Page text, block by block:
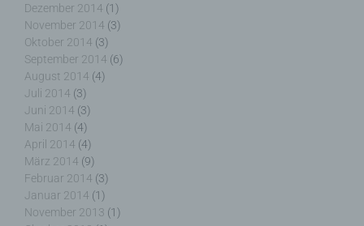
Dezember 2014 (1)
November 2014 (3)
Oktober 2014 (3)
September 2014 (6)
August 2014 (4)
Juli 2014 (3)
Juni 2014 (3)
Mai 2014 (4)
April 2014 (4)
März 2014 (9)
Februar 2014 (3)
Januar 2014 (1)
November 2013 (1)
Person, Behörde, Einrichtung oder andere Stelle,
der personenbezogene Daten offengelegt werden,
unabhängig davon, ob es sich bei ihr um einen
Dritten handelt oder nicht. Behörden, die im
Rahmen eines bestimmten Untersuchungsauftrags
nach dem Unionsrecht oder dem Recht der
Mitgliedstaaten möglicherweise
personenbezogene Daten erhalten, gelten jedoch
nicht als Empfänger.
j) Dritter